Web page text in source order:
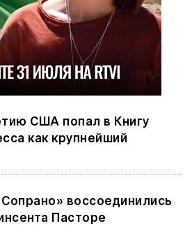
США попал в Книгу
как крупнейший
воссоединились
Пасторе